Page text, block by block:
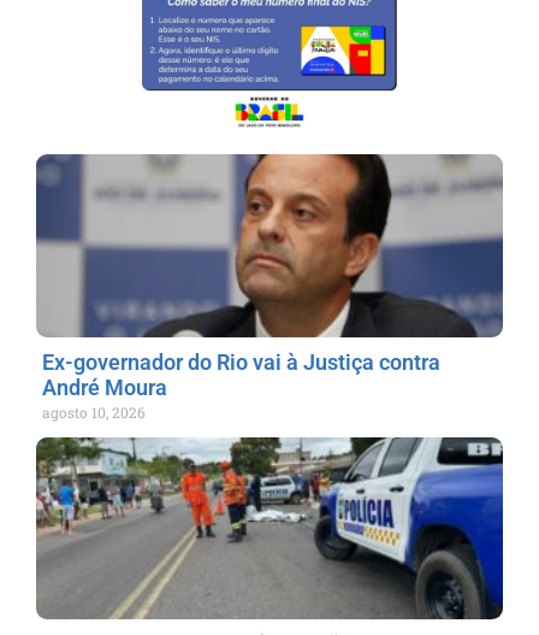
Ex-governador do Rio vai à Justiça contra
André Moura
agosto 10, 2026